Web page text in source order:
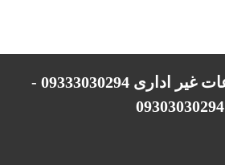
پشتیبانی در ساعات غیر اداری 09333030294 -
09303030294